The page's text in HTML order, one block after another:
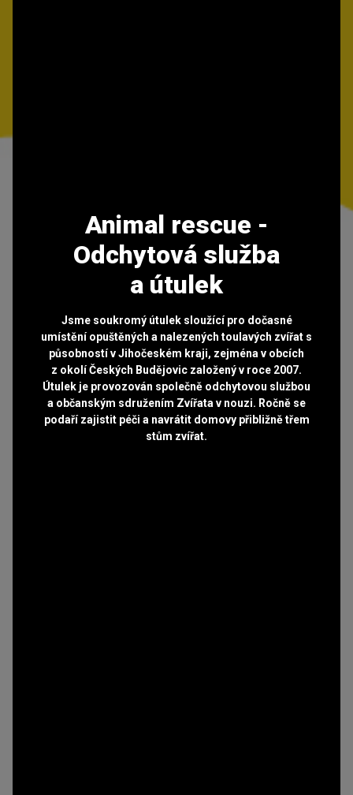
Animal rescue -
Odchytová služba
a útulek
Jsme soukromý útulek sloužící pro dočasné
umístění opuštěných a nalezených toulavých zvířat s
působností v Jihočeském kraji, zejména v obcích
z okolí Českých Budějovic založený v roce 2007.
Útulek je provozován společně odchytovou službou
a občanským sdružením Zvířata v nouzi. Ročně se
podaří zajistit péči a navrátit domovy přibližně třem
stům zvířat.